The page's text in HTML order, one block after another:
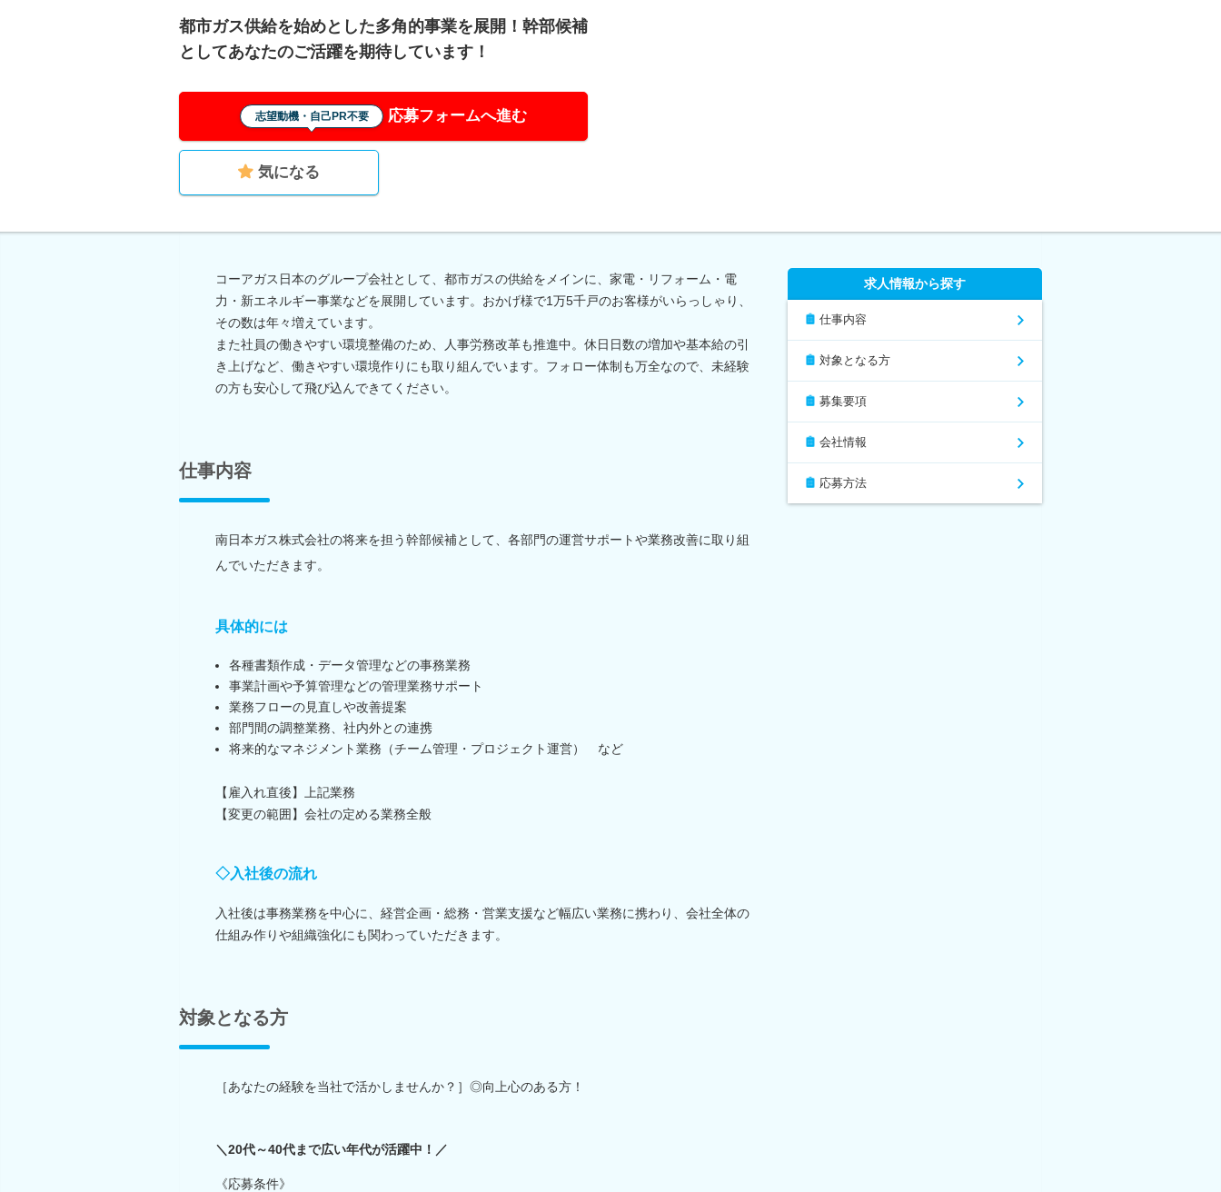
都市ガス供給を始めとした多角的事業を展開！幹部候補
としてあなたのご活躍を期待しています！
志望動機・自己PR不要 応募フォームへ進む
気になる
コーアガス日本のグループ会社として、都市ガスの供給をメインに、家電・リフォーム・電
力・新エネルギー事業などを展開しています。おかげ様で1万5千戸のお客様がいらっしゃり、
その数は年々増えています。
また社員の働きやすい環境整備のため、人事労務改革も推進中。休日日数の増加や基本給の引
き上げなど、働きやすい環境作りにも取り組んでいます。フォロー体制も万全なので、未経験
の方も安心して飛び込んできてください。
仕事内容
南日本ガス株式会社の将来を担う幹部候補として、各部門の運営サポートや業務改善に取り組
んでいただきます。
具体的には
各種書類作成・データ管理などの事務業務
事業計画や予算管理などの管理業務サポート
業務フローの見直しや改善提案
部門間の調整業務、社内外との連携
将来的なマネジメント業務（チーム管理・プロジェクト運営） など
【雇入れ直後】上記業務
【変更の範囲】会社の定める業務全般
◇入社後の流れ
入社後は事務業務を中心に、経営企画・総務・営業支援など幅広い業務に携わり、会社全体の
仕組み作りや組織強化にも関わっていただきます。
対象となる方
［あなたの経験を当社で活かしませんか？］◎向上心のある方！
＼20代～40代まで広い年代が活躍中！／
《応募条件》
求人情報から探す
仕事内容
対象となる方
募集要項
会社情報
応募方法